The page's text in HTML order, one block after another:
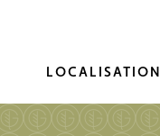
LOCALISATION